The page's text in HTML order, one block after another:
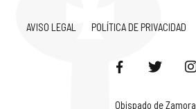
AVISO LEGAL POLÍTICA DE PRIVACIDAD
Obispado de Zamora